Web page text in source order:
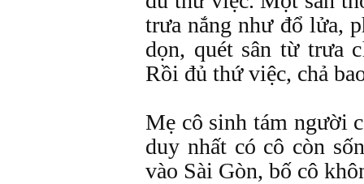
trưa nắng như đổ lửa,
dọn, quét sân từ trưa
Rồi đủ thứ việc, chả
Mẹ cô sinh tám người
duy nhất có cô còn
vào Sài Gòn, bố cô